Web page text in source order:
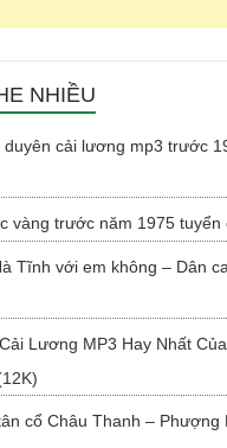
NHIỀU
duyên cải lương mp3 trước
vàng trước năm 1975 tuyển
Tĩnh với em không – Dân
Lương MP3 Hay Nhất
cổ Châu Thanh – Phượng